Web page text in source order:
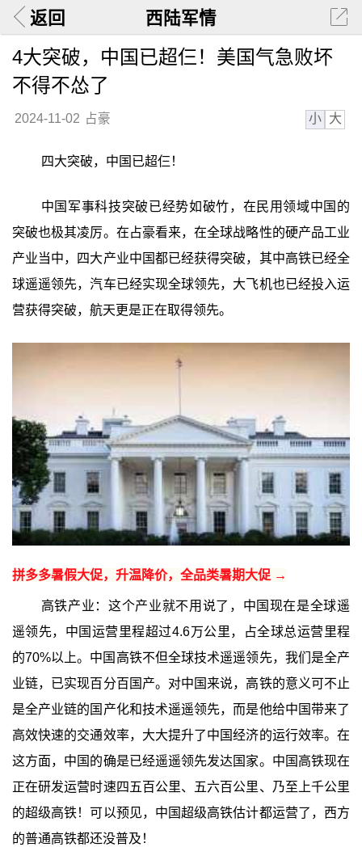
返回 西陆军情
4大突破，中国已超仨！美国气急败坏
不得不怂了
2024-11-02 占豪 小 大
四大突破，中国已超仨！
中国军事科技突破已经势如破竹，在民用领域中国的
突破也极其凌厉。在占豪看来，在全球战略性的硬产品工业
产业当中，四大产业中国都已经获得突破，其中高铁已经全
球遥遥领先，汽车已经实现全球领先，大飞机也已经投入运
营获得突破，航天更是正在取得领先。
拼多多暑假大促，升温降价，全品类暑期大促 →
高铁产业：这个产业就不用说了，中国现在是全球遥
遥领先，中国运营里程超过4.6万公里，占全球总运营里程
的70%以上。中国高铁不但全球技术遥遥领先，我们是全产
业链，已实现百分百国产。对中国来说，高铁的意义可不止
是全产业链的国产化和技术遥遥领先，而是他给中国带来了
高效快速的交通效率，大大提升了中国经济的运行效率。在
这方面，中国的确是已经遥遥领先发达国家。中国高铁现在
正在研发运营时速四五百公里、五六百公里、乃至上千公里
的超级高铁！可以预见，中国超级高铁估计都运营了，西方
的普通高铁都还没普及！